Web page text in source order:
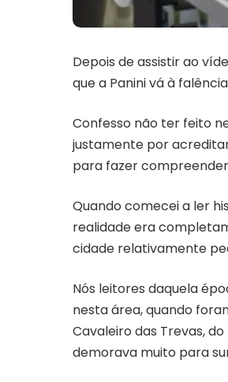
Depois de assistir ao
que a Panini vá à
Confesso não ter feito
justamente por
para fazer
Quando comecei a ler
realidade era
cidade relativamente
Nós leitores daquela
nesta área, quando
Cavaleiro das Trevas,
demorava muito para